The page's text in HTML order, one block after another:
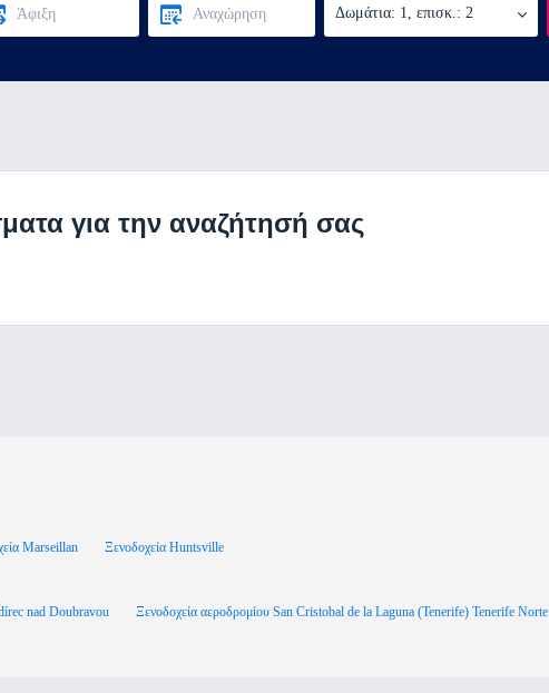
Δωμάτια: 1, επισκ.: 2
για την αναζήτησή σας
Marseillan Ξενοδοχεία Huntsville
nad Doubravou Ξενοδοχεία αεροδρομίου San Cristobal de la Laguna (Tenerife) Tenerife Norte